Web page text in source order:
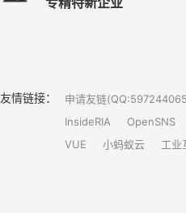
专精特新企业
友情链接： 申请友链(QQ:597244065
InsideRIA
OpenSNS
VUE
小蚂蚁云 工业